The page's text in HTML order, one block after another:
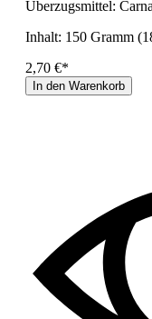
Überzugsmittel:
Inhalt: 150 Gramm
2,70 €*
In den Warenkorb